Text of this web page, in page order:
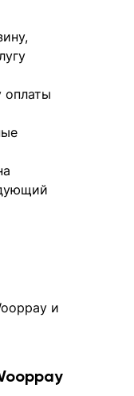
оплаты
и